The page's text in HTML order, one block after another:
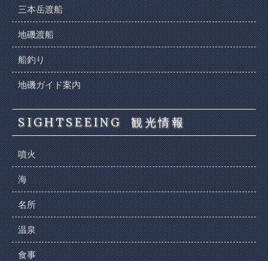
三本岳渡船
地磯渡船
船釣り
地磯ガイド案内
SIGHTSEEING 観光情報
噴火
海
名所
温泉
食事